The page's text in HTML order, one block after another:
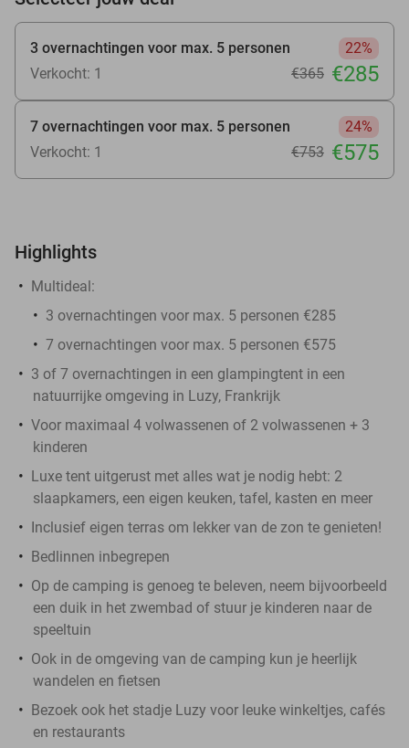
3 overnachtingen voor max. 5 personen
22%
Verkocht: 1
€365 €285
7 overnachtingen voor max. 5 personen
24%
Verkocht: 1
€753 €575
Highlights
Multideal:
3 overnachtingen voor max. 5 personen €285
7 overnachtingen voor max. 5 personen €575
3 of 7 overnachtingen in een glampingtent in een
natuurrijke omgeving in Luzy, Frankrijk
Voor maximaal 4 volwassenen of 2 volwassenen + 3
kinderen
Luxe tent uitgerust met alles wat je nodig hebt: 2
slaapkamers, een eigen keuken, tafel, kasten en meer
Inclusief eigen terras om lekker van de zon te genieten!
Bedlinnen inbegrepen
Op de camping is genoeg te beleven, neem bijvoorbeeld
een duik in het zwembad of stuur je kinderen naar de
speeltuin
Ook in de omgeving van de camping kun je heerlijk
wandelen en fietsen
Bezoek ook het stadje Luzy voor leuke winkeltjes, cafés
en restaurants